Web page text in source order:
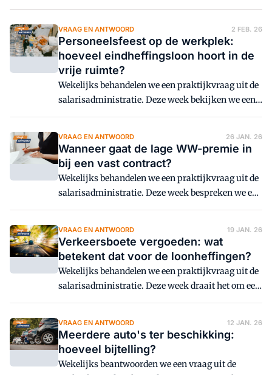
een situatie waarin een werkgever de kosten van
werknemer die deels thuiswerkt en wil voorkomen
dat hierover loonheffing wordt betaald.
VRAAG EN ANTWOORD 2 FEB. 26
Personeelsfeest op de werkplek:
hoeveel eindheffingsloon hoort in de
vrije ruimte?
Wekelijks behandelen we een praktijkvraag uit de
salarisadministratie. Deze week bekijken we een
situatie waarin een werkgever een feest
werknemers hierover loonheffing betalen.
VRAAG EN ANTWOORD 26 JAN. 26
Wanneer gaat de lage WW-premie in
bij een vast contract?
Wekelijks behandelen we een praktijkvraag uit de
salarisadministratie. Deze week bespreken we een
situatie waarin een werknemer halverwege het
VRAAG EN ANTWOORD 19 JAN. 26
Verkeersboete vergoeden: wat
betekent dat voor de loonheffingen?
Wekelijks behandelen we een praktijkvraag uit de
salarisadministratie. Deze week draait het om een
werknemer die voor een spoedopdracht met haast
VRAAG EN ANTWOORD 12 JAN. 26
Meerdere auto's ter beschikking:
hoeveel bijtelling?
Wekelijks beantwoorden we een vraag uit de